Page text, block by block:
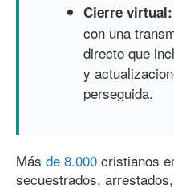
Cierre virtual:
con una
directo que
y
perseguida.
Más de 8.000 cristianos
secuestrados,